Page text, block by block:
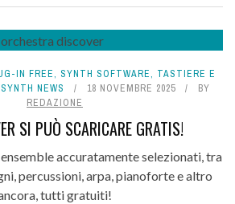
IN FREE, SYNTH SOFTWARE, TASTIERE E
NEWS 18 NOVEMBRE 2025
BY
REDAZIONE
SI PUÒ SCARICARE GRATIS!
accuratamente selezionati, tra
percussioni, arpa, pianoforte e altro
tutti gratuiti!